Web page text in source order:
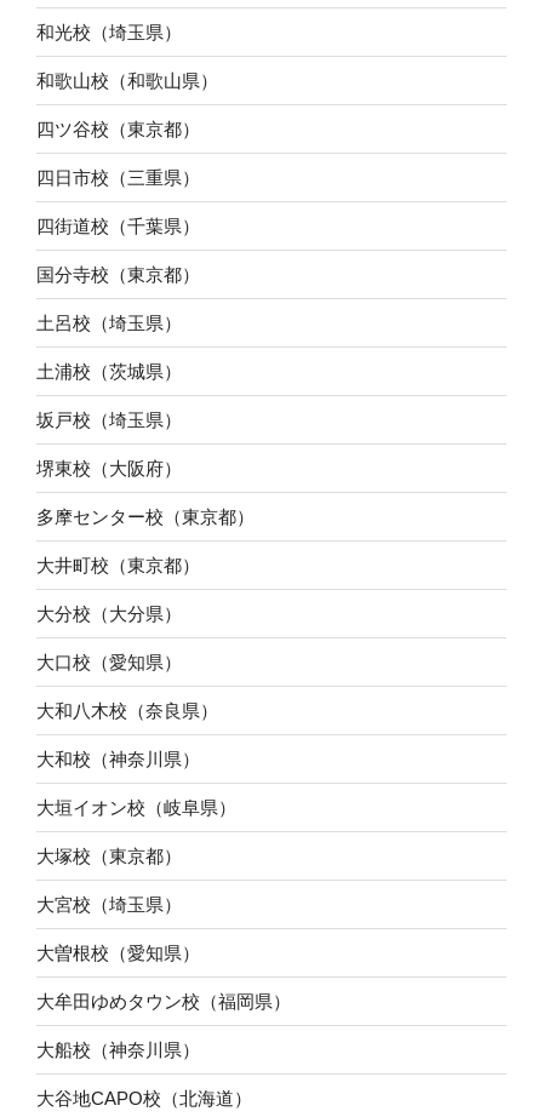
和光校（埼玉県）
和歌山校（和歌山県）
四ツ谷校（東京都）
四日市校（三重県）
四街道校（千葉県）
国分寺校（東京都）
土呂校（埼玉県）
土浦校（茨城県）
坂戸校（埼玉県）
堺東校（大阪府）
多摩センター校（東京都）
大井町校（東京都）
大分校（大分県）
大口校（愛知県）
大和八木校（奈良県）
大和校（神奈川県）
大垣イオン校（岐阜県）
大塚校（東京都）
大宮校（埼玉県）
大曽根校（愛知県）
大牟田ゆめタウン校（福岡県）
大船校（神奈川県）
大谷地CAPO校（北海道）